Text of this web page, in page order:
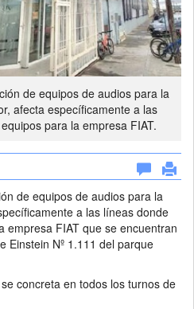
de equipos de audios para la
afecta específicamente a las
para la empresa FIAT.
de equipos de audios para la
a las líneas donde
empresa FIAT que se encuentran
Einstein Nº 1.111 del parque
concreta en todos los turnos de